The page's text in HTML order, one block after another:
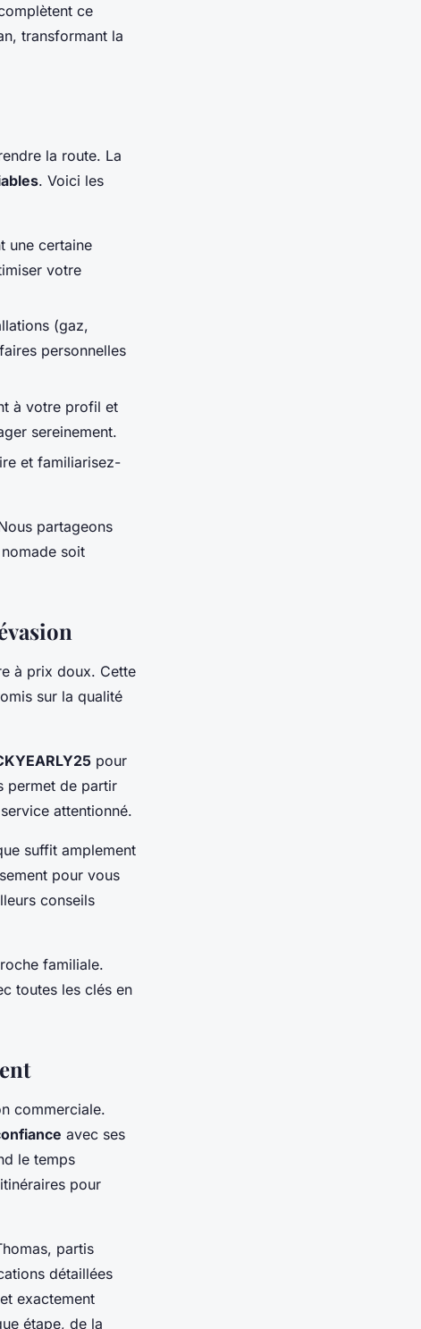
ce
transformant la
la route. La
. Voici les
une certaine
votre
(gaz,
personnelles
à votre profil et
sereinement.
et familiarisez-
partageons
soit
à prix doux. Cette
sur la qualité
pour
permet de partir
attentionné.
suffit amplement
pour vous
conseils
familiale.
toutes les clés en
commerciale.
avec ses
le temps
pour
partis
détaillées
exactement
étape, de la